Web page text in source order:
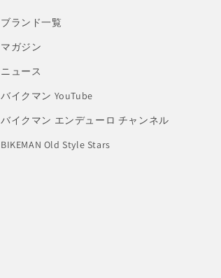
ブランド一覧
マガジン
ニュース
バイクマン YouTube
バイクマン エンデューロ チャンネル
BIKEMAN Old Style Stars